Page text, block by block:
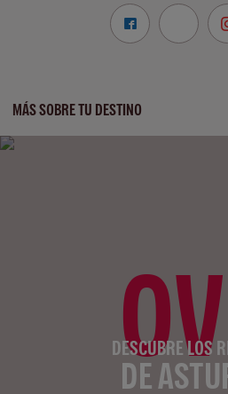
MÁS SOBRE TU DESTINO
DESCUBRE LOS
DE